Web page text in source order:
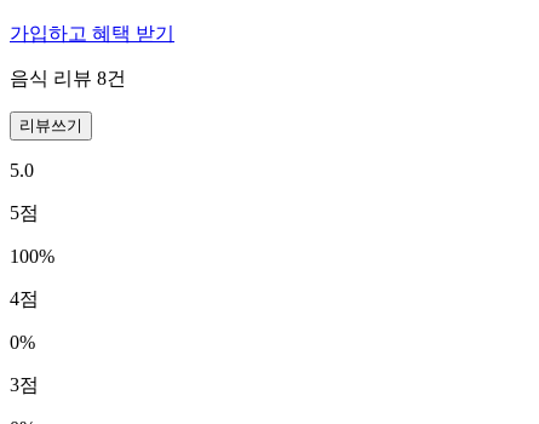
가입하고 혜택 받기
음식 리뷰 8건
리뷰쓰기
5.0
5점
100%
4점
0%
3점